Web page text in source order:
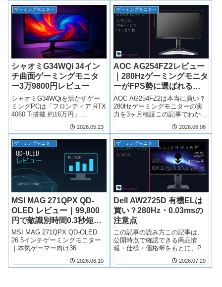
ゲーミングモニター
シャオミG34WQi 34イン
チ曲面ゲーミングモニタ
ー3万9800円レビュー
シャオミG34WQiを活かすゲー
ミングPCは「フロンティア RTX
4060 Ti搭載 約16万円」...
2026.05.23
ゲーミングモニター
AOC AG254FZ2レビュー
｜280Hzゲーミングモニタ
ーがFPS勢に選ばれる理
由を実機検証
AOC AG254FZ2は本当に買い？
280Hzゲーミングモニターの実
力を3ヶ月検証この記事でわか
2026.06.08
ゲーミングモニター
MSI MAG 271QPX QD-
OLED レビュー｜99,800
円で敵識別時間0.3秒短縮
の完全黒表現【360Hz・
0.03ms】
MSI MAG 271QPX QD-OLED
26.5インチゲーミングモニター
｜本気ゲーマー向け36...
2026.06.10
ゲーミングモニター
Dell AW2725D 有機ELは
買い？280Hz・0.03msの
注意点
この記事の読み方この記事は、
公開時点で確認できる商品情
報・仕様・価格帯をもとに、PC
2026.07.29